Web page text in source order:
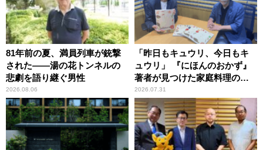
81年前の夏、満員列車が銃撃
された――湯の花トンネルの
悲劇を語り継ぐ男性
2026.08.06
「昨日もキュウリ、今日もキ
ュウリ」 『にほんのおかず』
著者が見つけた家庭料理の知
恵
2026.07.31